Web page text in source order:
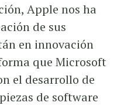
Apple nos ha
de sus
en innovación
que Microsoft
el desarrollo de
de software